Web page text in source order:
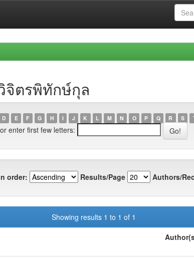
จิตรพิทักษ์กุล
D E F G H I J K L M N O P Q R S
or enter first few letters:
order: Results/Page Authors/
Showing results 1 to 1 of 1